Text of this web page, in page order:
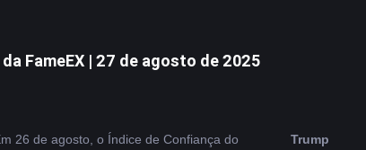
FameEX | 27 de agosto de 2025
26 de agosto, o Índice de Confiança do
Trump